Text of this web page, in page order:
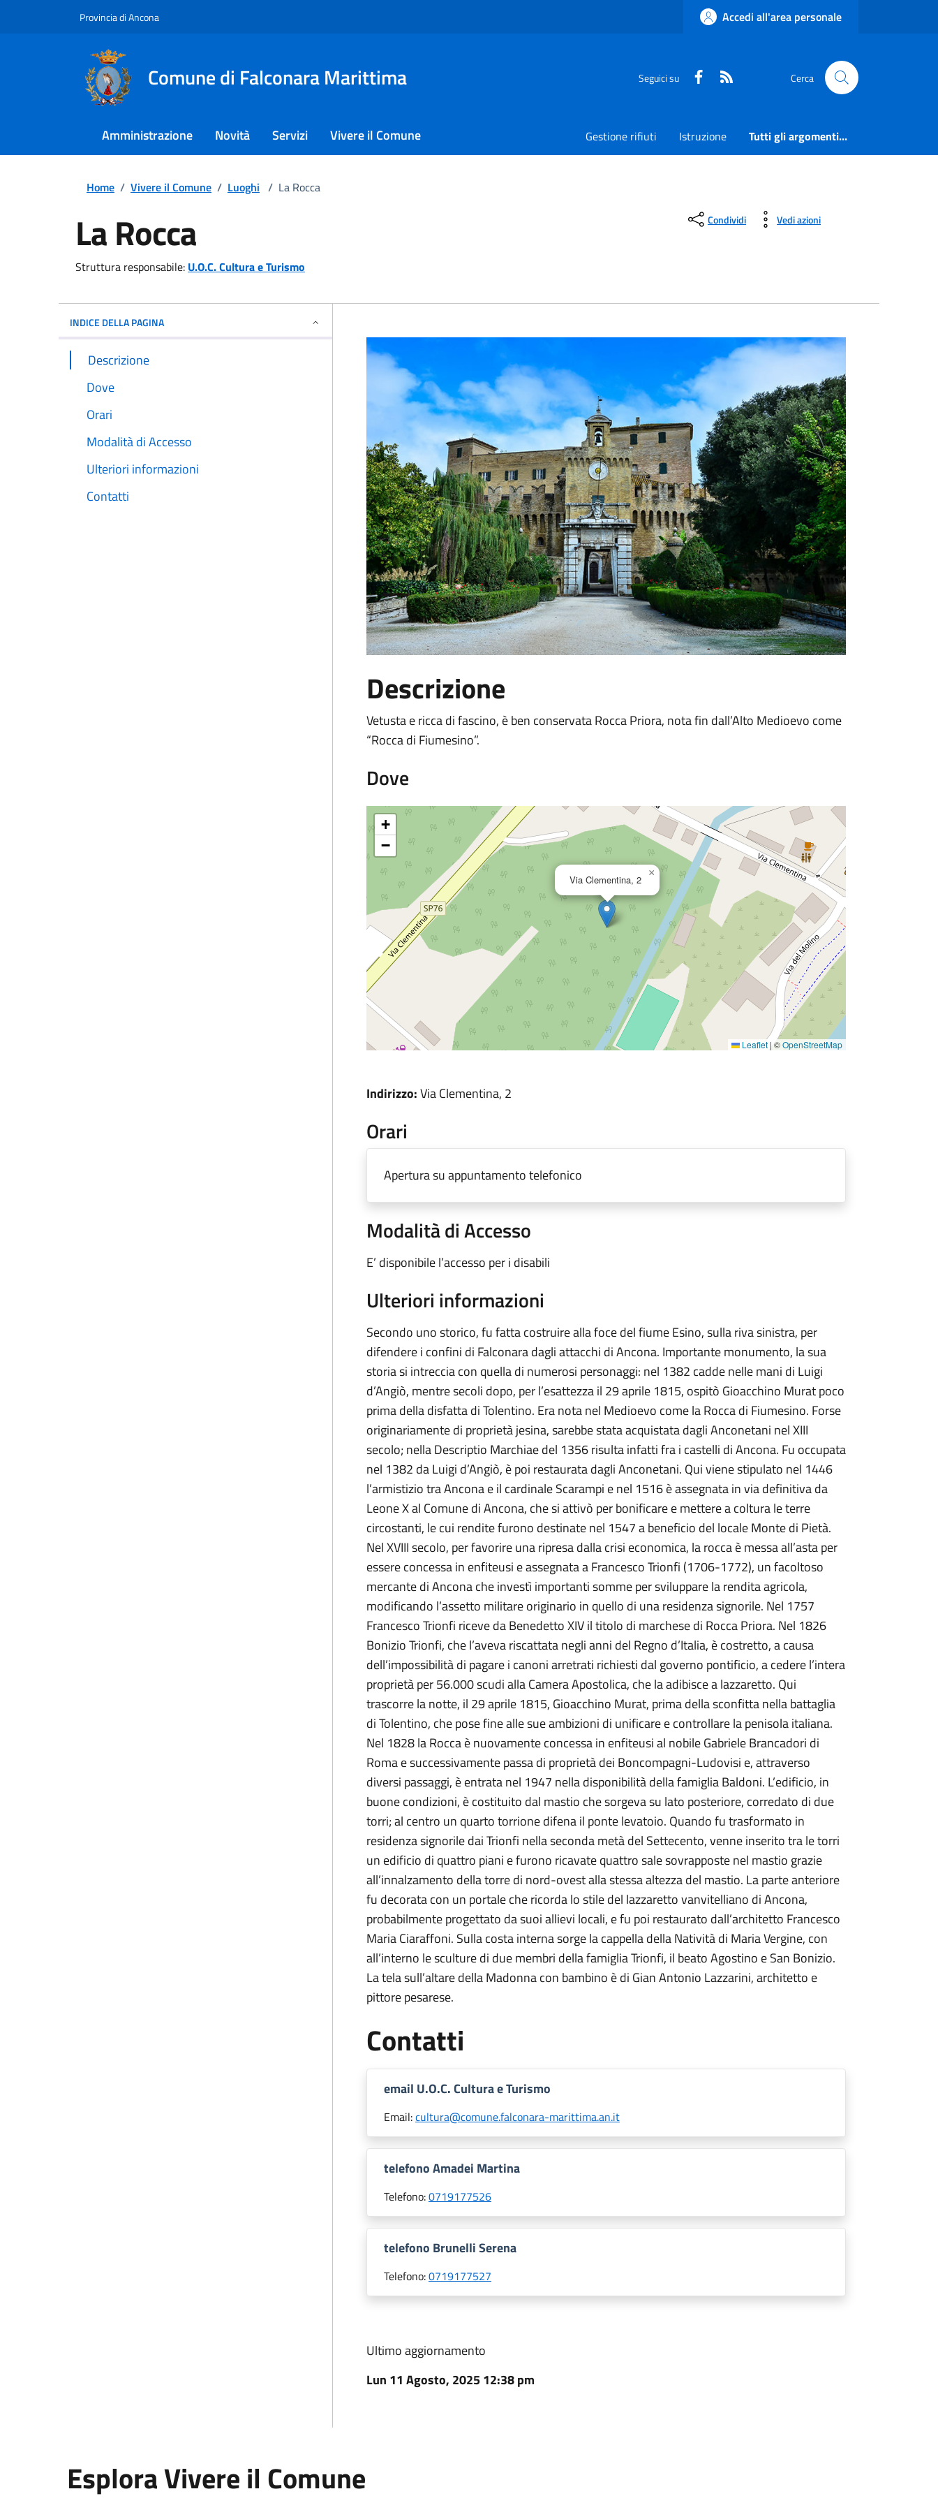
Provincia di Ancona Accedi all'area personale
Comune di Falconara Marittima Seguici su Faceboook Cerca
Amministrazione Novità Servizi Vivere il Comune Gestione rifiuti Istruzione Tutti gli argomenti...
Home / Vivere il Comune / Luoghi / La Rocca
La Rocca
Struttura responsabile: U.O.C. Cultura e Turismo
Condividi Vedi azioni
INDICE DELLA PAGINA
Descrizione
Dove
Orari
Modalità di Accesso
Ulteriori informazioni
Contatti
Descrizione
Vetusta e ricca di fascino, è ben conservata Rocca Priora, nota fin dall’Alto Medioevo come
“Rocca di Fiumesino”.
Dove
Via Clementina, 2
×
+
−
Leaflet | ©OpenStreetMap
Indirizzo:Via Clementina, 2
Orari
Apertura su appuntamento telefonico
Modalità di Accesso
E’ disponibile l’accesso per i disabili
Ulteriori informazioni
Secondo uno storico, fu fatta costruire alla foce del fiume Esino, sulla riva sinistra, per
difendere i confini di Falconara dagli attacchi di Ancona. Importante monumento, la sua
storia si intreccia con quella di numerosi personaggi: nel 1382 cadde nelle mani di Luigi
d’Angiò, mentre secoli dopo, per l’esattezza il 29 aprile 1815, ospitò Gioacchino Murat poco
prima della disfatta di Tolentino. Era nota nel Medioevo come la Rocca di Fiumesino. Forse
originariamente di proprietà jesina, sarebbe stata acquistata dagli Anconetani nel XIII
secolo; nella Descriptio Marchiae del 1356 risulta infatti fra i castelli di Ancona. Fu occupata
nel 1382 da Luigi d’Angiò, è poi restaurata dagli Anconetani. Qui viene stipulato nel 1446
l’armistizio tra Ancona e il cardinale Scarampi e nel 1516 è assegnata in via definitiva da
Leone X al Comune di Ancona, che si attivò per bonificare e mettere a coltura le terre
circostanti, le cui rendite furono destinate nel 1547 a beneficio del locale Monte di Pietà.
Nel XVIII secolo, per favorire una ripresa dalla crisi economica, la rocca è messa all’asta per
essere concessa in enfiteusi e assegnata a Francesco Trionfi (1706-1772), un facoltoso
mercante di Ancona che investì importanti somme per sviluppare la rendita agricola,
modificando l’assetto militare originario in quello di una residenza signorile. Nel 1757
Francesco Trionfi riceve da Benedetto XIV il titolo di marchese di Rocca Priora. Nel 1826
Bonizio Trionfi, che l’aveva riscattata negli anni del Regno d’Italia, è costretto, a causa
dell’impossibilità di pagare i canoni arretrati richiesti dal governo pontificio, a cedere l’intera
proprietà per 56.000 scudi alla Camera Apostolica, che la adibisce a lazzaretto. Qui
trascorre la notte, il 29 aprile 1815, Gioacchino Murat, prima della sconfitta nella battaglia
di Tolentino, che pose fine alle sue ambizioni di unificare e controllare la penisola italiana.
Nel 1828 la Rocca è nuovamente concessa in enfiteusi al nobile Gabriele Brancadori di
Roma e successivamente passa di proprietà dei Boncompagni-Ludovisi e, attraverso
diversi passaggi, è entrata nel 1947 nella disponibilità della famiglia Baldoni. L’edificio, in
buone condizioni, è costituito dal mastio che sorgeva su lato posteriore, corredato di due
torri; al centro un quarto torrione difena il ponte levatoio. Quando fu trasformato in
residenza signorile dai Trionfi nella seconda metà del Settecento, venne inserito tra le torri
un edificio di quattro piani e furono ricavate quattro sale sovrapposte nel mastio grazie
all’innalzamento della torre di nord-ovest alla stessa altezza del mastio. La parte anteriore
fu decorata con un portale che ricorda lo stile del lazzaretto vanvitelliano di Ancona,
probabilmente progettato da suoi allievi locali, e fu poi restaurato dall’architetto Francesco
Maria Ciaraffoni. Sulla costa interna sorge la cappella della Natività di Maria Vergine, con
all’interno le sculture di due membri della famiglia Trionfi, il beato Agostino e San Bonizio.
La tela sull’altare della Madonna con bambino è di Gian Antonio Lazzarini, architetto e
pittore pesarese.
Contatti
email U.O.C. Cultura e Turismo
Email:cultura@comune.falconara-marittima.an.it
telefono Amadei Martina
Telefono:0719177526
telefono Brunelli Serena
Telefono:0719177527
Ultimo aggiornamento
Lun 11 Agosto, 2025 12:38 pm
Esplora Vivere il Comune